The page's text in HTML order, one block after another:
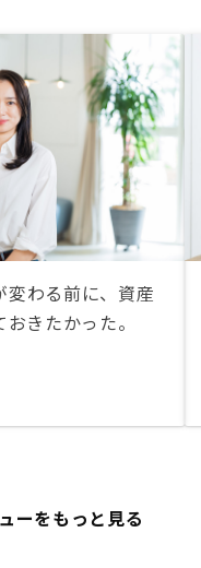
変わる前に、資産
きたかった。
ーをもっと見る